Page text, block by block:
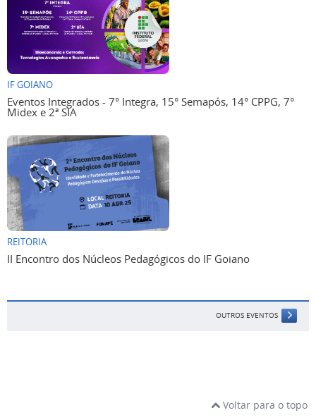
IF GOIANO
Eventos Integrados - 7° Integra, 15° Semapós, 14° CPPG, 7°
Midex e 2ª SIA
REITORIA
II Encontro dos Núcleos Pedagógicos do IF Goiano
OUTROS EVENTOS
Voltar para o topo